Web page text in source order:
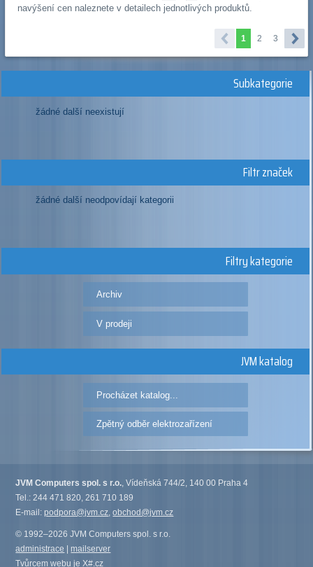
navýšení cen naleznete v detailech jednotlivých produktů.
1 2 3
Subkategorie
žádné další neexistují
Filtr značek
žádné další neodpovídají kategorii
Filtry kategorie
Archiv
V prodeji
JVM katalog
Procházet katalog...
Zpětný odběr elektrozařízení
JVM Computers spol. s r.o., Vídeňská 744/2, 140 00 Praha 4
Tel.: 244 471 820, 261 710 189
E-mail:podpora@jvm.cz,obchod@jvm.cz
© 1992–2026 JVM Computers spol. s r.o.
administrace |mailserver
Tvůrcem webu jeX#.cz